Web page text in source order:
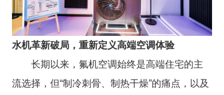
水机革新破局，重新定义高端空调体验
长期以来，氟机空调始终是高端住宅的主
流选择，但“制冷刺骨、制热干燥”的痛点，以及